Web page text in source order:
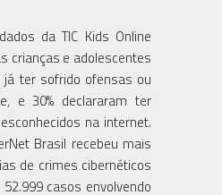
da TIC Kids Online
crianças e adolescentes
ter sofrido ofensas ou
e 30% declararam ter
na internet.
Brasil recebeu mais
de crimes cibernéticos
casos envolvendo